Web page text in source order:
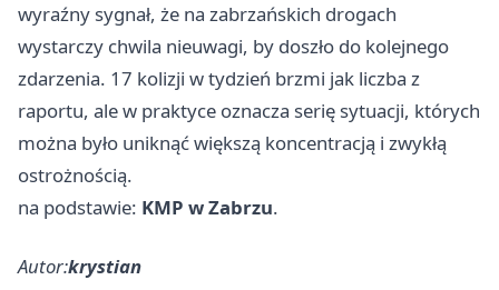
wyraźny sygnał, że na zabrzańskich drogach
wystarczy chwila nieuwagi, by doszło do kolejnego
zdarzenia. 17 kolizji w tydzień brzmi jak liczba z
raportu, ale w praktyce oznacza serię sytuacji, których
można było uniknąć większą koncentracją i zwykłą
ostrożnością.
na podstawie: KMP w Zabrzu.
Autor:krystian